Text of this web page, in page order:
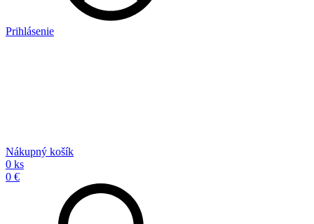
Prihlásenie
Nákupný košík
0 ks
0 €